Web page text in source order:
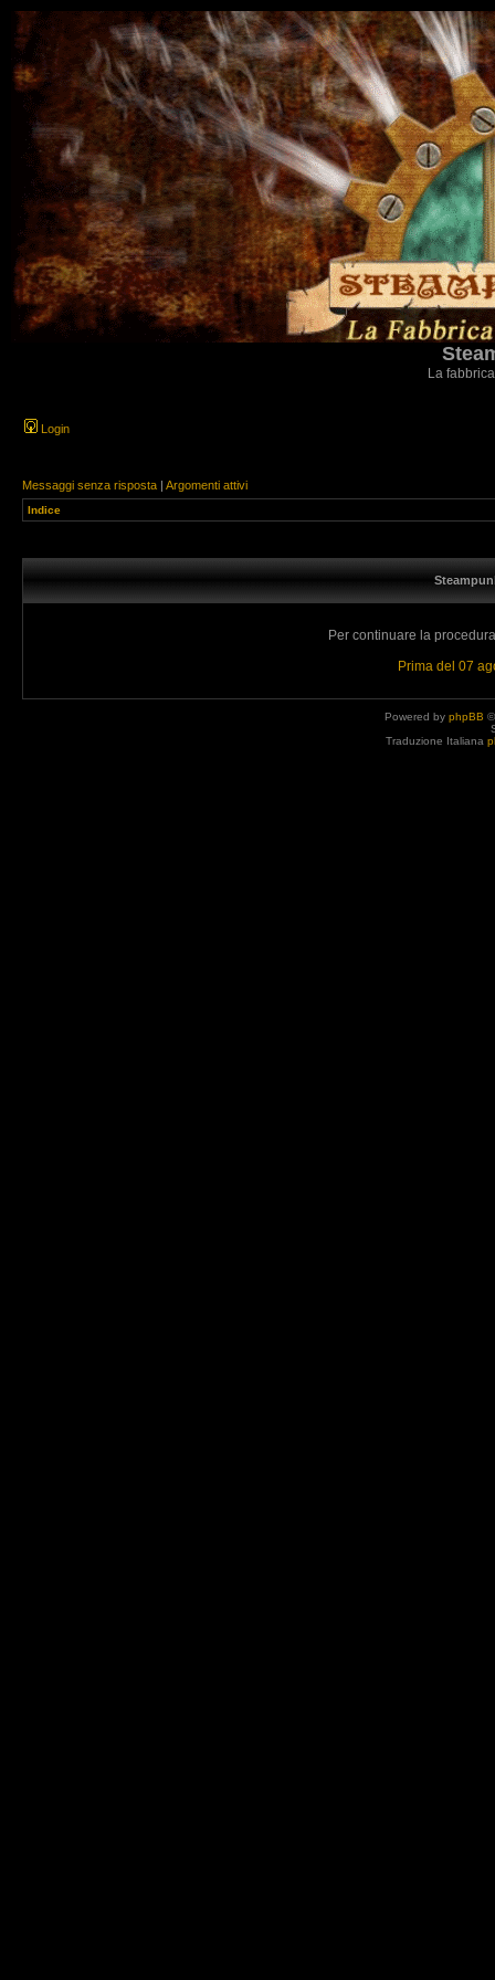
La
Login
Messaggi senza risposta | Argomenti attivi
Indice
Per continuare la
Prima del 07
Powered by phpBB
Traduzione Italiana